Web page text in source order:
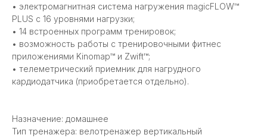
• электромагнитная система нагружения magicFLOW™
PLUS с 16 уровнями нагрузки;
• 14 встроенных программ тренировок;
• возможность работы с тренировочными фитнес
приложениями Kinomap™ и Zwift™;
• телеметрический приемник для нагрудного
кардиодатчика (приобретается отдельно).
Назначение: домашнее
Тип тренажера: велотренажер вертикальный